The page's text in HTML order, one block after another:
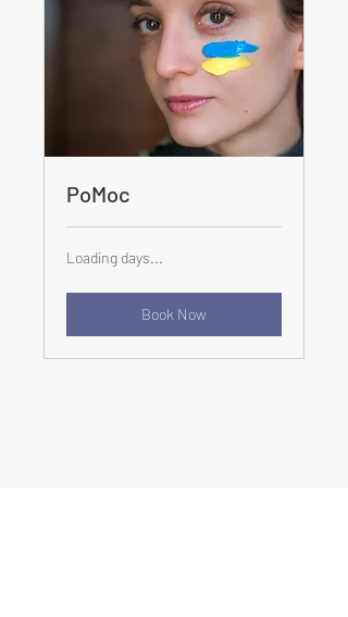
PoMoc
Loading days...
Book Now